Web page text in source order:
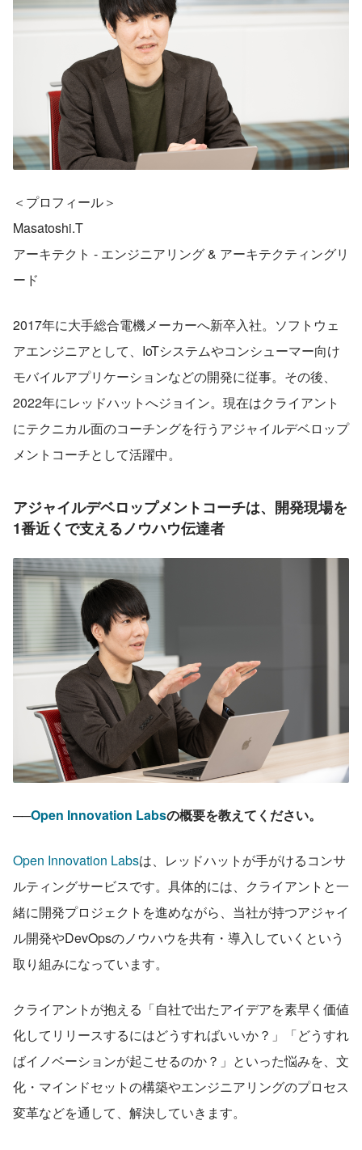
＜プロフィール＞
Masatoshi.T
アーキテクト - エンジニアリング & アーキテクティングリ
ード
2017年に大手総合電機メーカーへ新卒入社。ソフトウェ
アエンジニアとして、IoTシステムやコンシューマー向け
モバイルアプリケーションなどの開発に従事。その後、
2022年にレッドハットへジョイン。現在はクライアント
にテクニカル面のコーチングを行うアジャイルデベロップ
メントコーチとして活躍中。
アジャイルデベロップメントコーチは、開発現場を
1番近くで支えるノウハウ伝達者
──Open Innovation Labsの概要を教えてください。
Open Innovation Labsは、レッドハットが手がけるコンサ
ルティングサービスです。具体的には、クライアントと一
緒に開発プロジェクトを進めながら、当社が持つアジャイ
ル開発やDevOpsのノウハウを共有・導入していくという
取り組みになっています。
クライアントが抱える「自社で出たアイデアを素早く価値
化してリリースするにはどうすればいいか？」「どうすれ
ばイノベーションが起こせるのか？」といった悩みを、文
化・マインドセットの構築やエンジニアリングのプロセス
変革などを通して、解決していきます。